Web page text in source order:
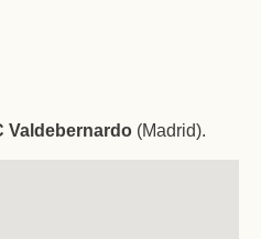
Valdebernardo (Madrid).